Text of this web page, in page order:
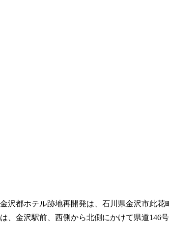
金沢都ホテル跡地再開発は、石川県金沢市此
は、金沢駅前、西側から北側にかけて県道146